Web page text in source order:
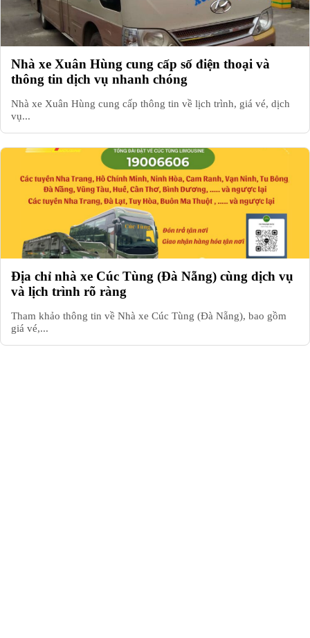
Nhà xe Xuân Hùng cung cấp số điện thoại và
thông tin dịch vụ nhanh chóng
Nhà xe Xuân Hùng cung cấp thông tin về lịch trình, giá vé, dịch
vụ...
Địa chỉ nhà xe Cúc Tùng (Đà Nẵng) cùng dịch vụ
và lịch trình rõ ràng
Tham khảo thông tin về Nhà xe Cúc Tùng (Đà Nẵng), bao gồm
giá vé,...